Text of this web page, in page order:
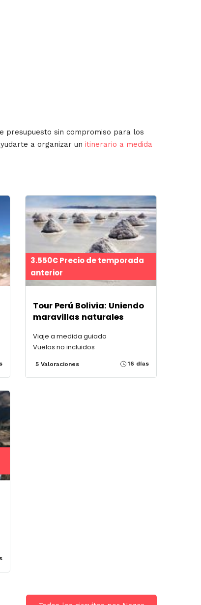
presupuesto sin compromiso para los
a organizar un itinerario a medida
3.550€ Precio de temporada
anterior
Tour Perú Bolivia: Uniendo
maravillas naturales
Viaje a medida guiado
Vuelos no incluidos
5 Valoraciones 16 días